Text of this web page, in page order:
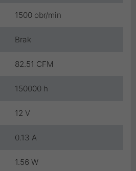
1500 obr/min
Brak
82.51 CFM
150000 h
12 V
0.13 A
1.56 W